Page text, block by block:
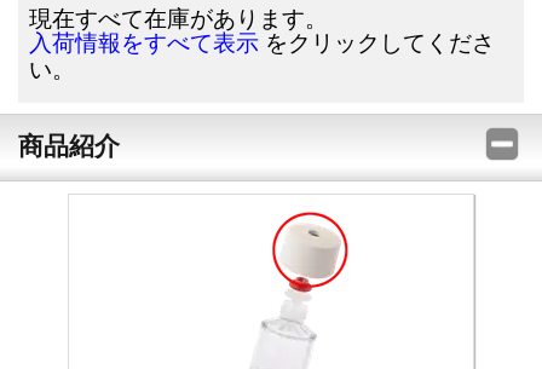
現在すべて在庫があります。
入荷情報をすべて表示 をクリックしてくださ
い。
商品紹介